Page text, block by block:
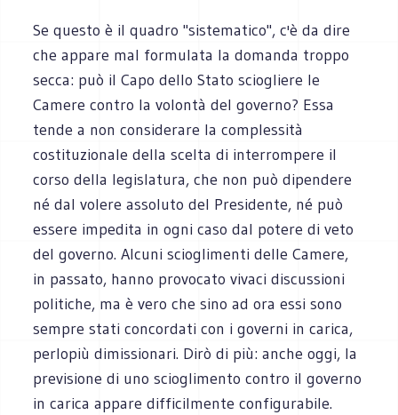
Se questo è il quadro "sistematico", c'è da dire
che appare mal formulata la domanda troppo
secca: può il Capo dello Stato sciogliere le
Camere contro la volontà del governo? Essa
tende a non considerare la complessità
costituzionale della scelta di interrompere il
corso della legislatura, che non può dipendere
né dal volere assoluto del Presidente, né può
essere impedita in ogni caso dal potere di veto
del governo. Alcuni scioglimenti delle Camere,
in passato, hanno provocato vivaci discussioni
politiche, ma è vero che sino ad ora essi sono
sempre stati concordati con i governi in carica,
perlopiù dimissionari. Dirò di più: anche oggi, la
previsione di uno scioglimento contro il governo
in carica appare difficilmente configurabile.